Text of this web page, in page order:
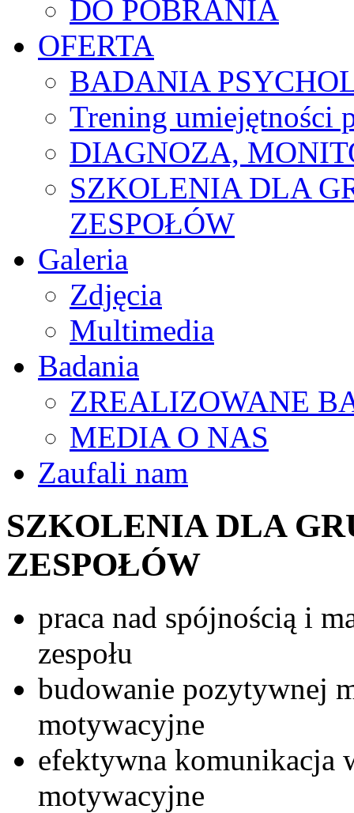
DO POBRANIA
OFERTA
BADANIA
Trening umiejętności
DIAGNOZA,
SZKOLENIA DLA
ZESPOŁÓW
Galeria
Zdjęcia
Multimedia
Badania
ZREALIZOWANE
MEDIA O NAS
Zaufali nam
SZKOLENIA DLA
ZESPOŁÓW
praca nad spójnością i
zespołu
budowanie pozytywnej
motywacyjne
efektywna komunikacja
motywacyjne